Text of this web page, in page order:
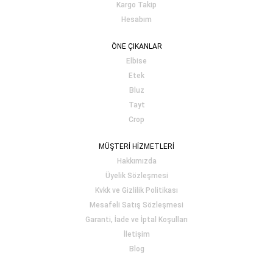
Kargo Takip
Hesabım
ÖNE ÇIKANLAR
Elbise
Etek
Bluz
Tayt
Crop
MÜŞTERİ HİZMETLERİ
Hakkımızda
Üyelik Sözleşmesi
Kvkk ve Gizlilik Politikası
Mesafeli Satış Sözleşmesi
Garanti, İade ve İptal Koşulları
İletişim
Blog